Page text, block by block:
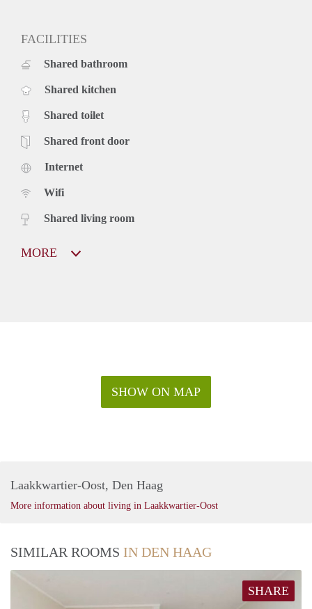
FACILITIES
Shared bathroom
Shared kitchen
Shared toilet
Shared front door
Internet
Wifi
Shared living room
MORE
SHOW ON MAP
Laakkwartier-Oost, Den Haag
More information about living in Laakkwartier-Oost
SIMILAR ROOMS IN DEN HAAG
SHARE